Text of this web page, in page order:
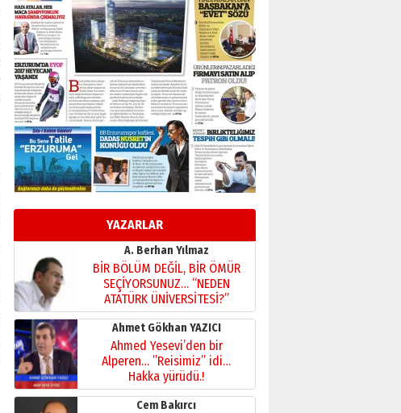
YAZARLAR
Kadir SABUNCUOĞLU
Erzurumspor’un köşe taşları
29 Haziran 2026 Pazartesi
Kenan GÜLERCİ
Murat Şahsuvaroğlu ERKON’da
çıtayı yukarı taşırken,
yönetimdekiler aşağı
çekmemeli!
17 Şubat 2026 SalıOrhan BOZKURT
Bir fotoğraf, bir şehir, bir
gazeteci… Dizginler kimin
elinde?
A. Berhan Yılmaz
BİR BÖLÜM DEĞİL, BİR ÖMÜR
SEÇİYORSUNUZ… “NEDEN
ATATÜRK ÜNİVERSİTESİ?”
28 Temmuz 2026 Salı
Ahmet Gökhan YAZICI
Ahmed Yesevi’den bir
Alperen… ”Reisimiz” idi…
Hakka yürüdü.!
26 Mart 2026 Perşembe
Cem Bakırcı